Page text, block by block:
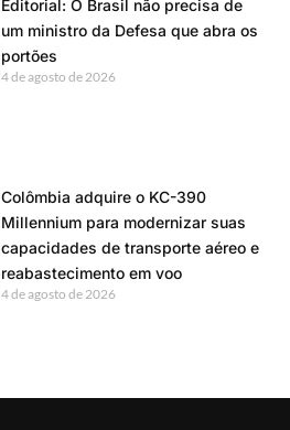
Editorial: O Brasil não precisa de
um ministro da Defesa que abra os
portões
4 de agosto de 2026
Colômbia adquire o KC-390
Millennium para modernizar suas
capacidades de transporte aéreo e
reabastecimento em voo
4 de agosto de 2026